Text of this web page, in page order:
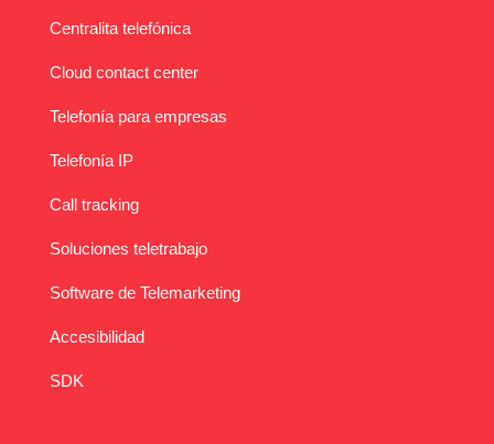
Centralita telefónica
Cloud contact center
Telefonía para empresas
Telefonía IP
Call tracking
Soluciones teletrabajo
Software de Telemarketing
Accesibilidad
SDK